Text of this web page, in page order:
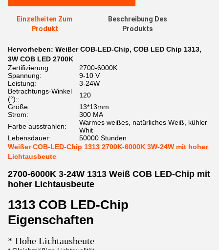
Einzelheiten Zum
Produkt
Beschreibung Des
Produkts
Hervorheben: Weißer COB-LED-Chip, COB LED Chip 1313,
3W COB LED 2700K
Zertifizierung:
2700-6000K
Spannung:
9-10 V
Leistung:
3-24W
Betrachtungs-Winkel
(°)::
120
Größe:
13*13mm
Strom:
300 MA
Farbe ausstrahlen:
Warmes weißes, natürliches Weiß, kühler
Whit
Lebensdauer:
50000 Stunden
Weißer COB-LED-Chip 1313 2700K-6000K 3W-24W mit hoher
Lichtausbeute
2700-6000K 3-24W 1313 Weiß COB LED-Chip mit
hoher Lichtausbeute
1313 COB LED-Chip
Eigenschaften
* Hohe Lichtausbeute